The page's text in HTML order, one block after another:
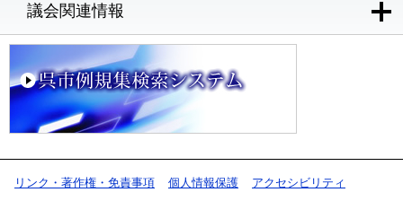
議会関連情報
リンク・著作権・免責事項 個人情報保護 アクセシビリティ